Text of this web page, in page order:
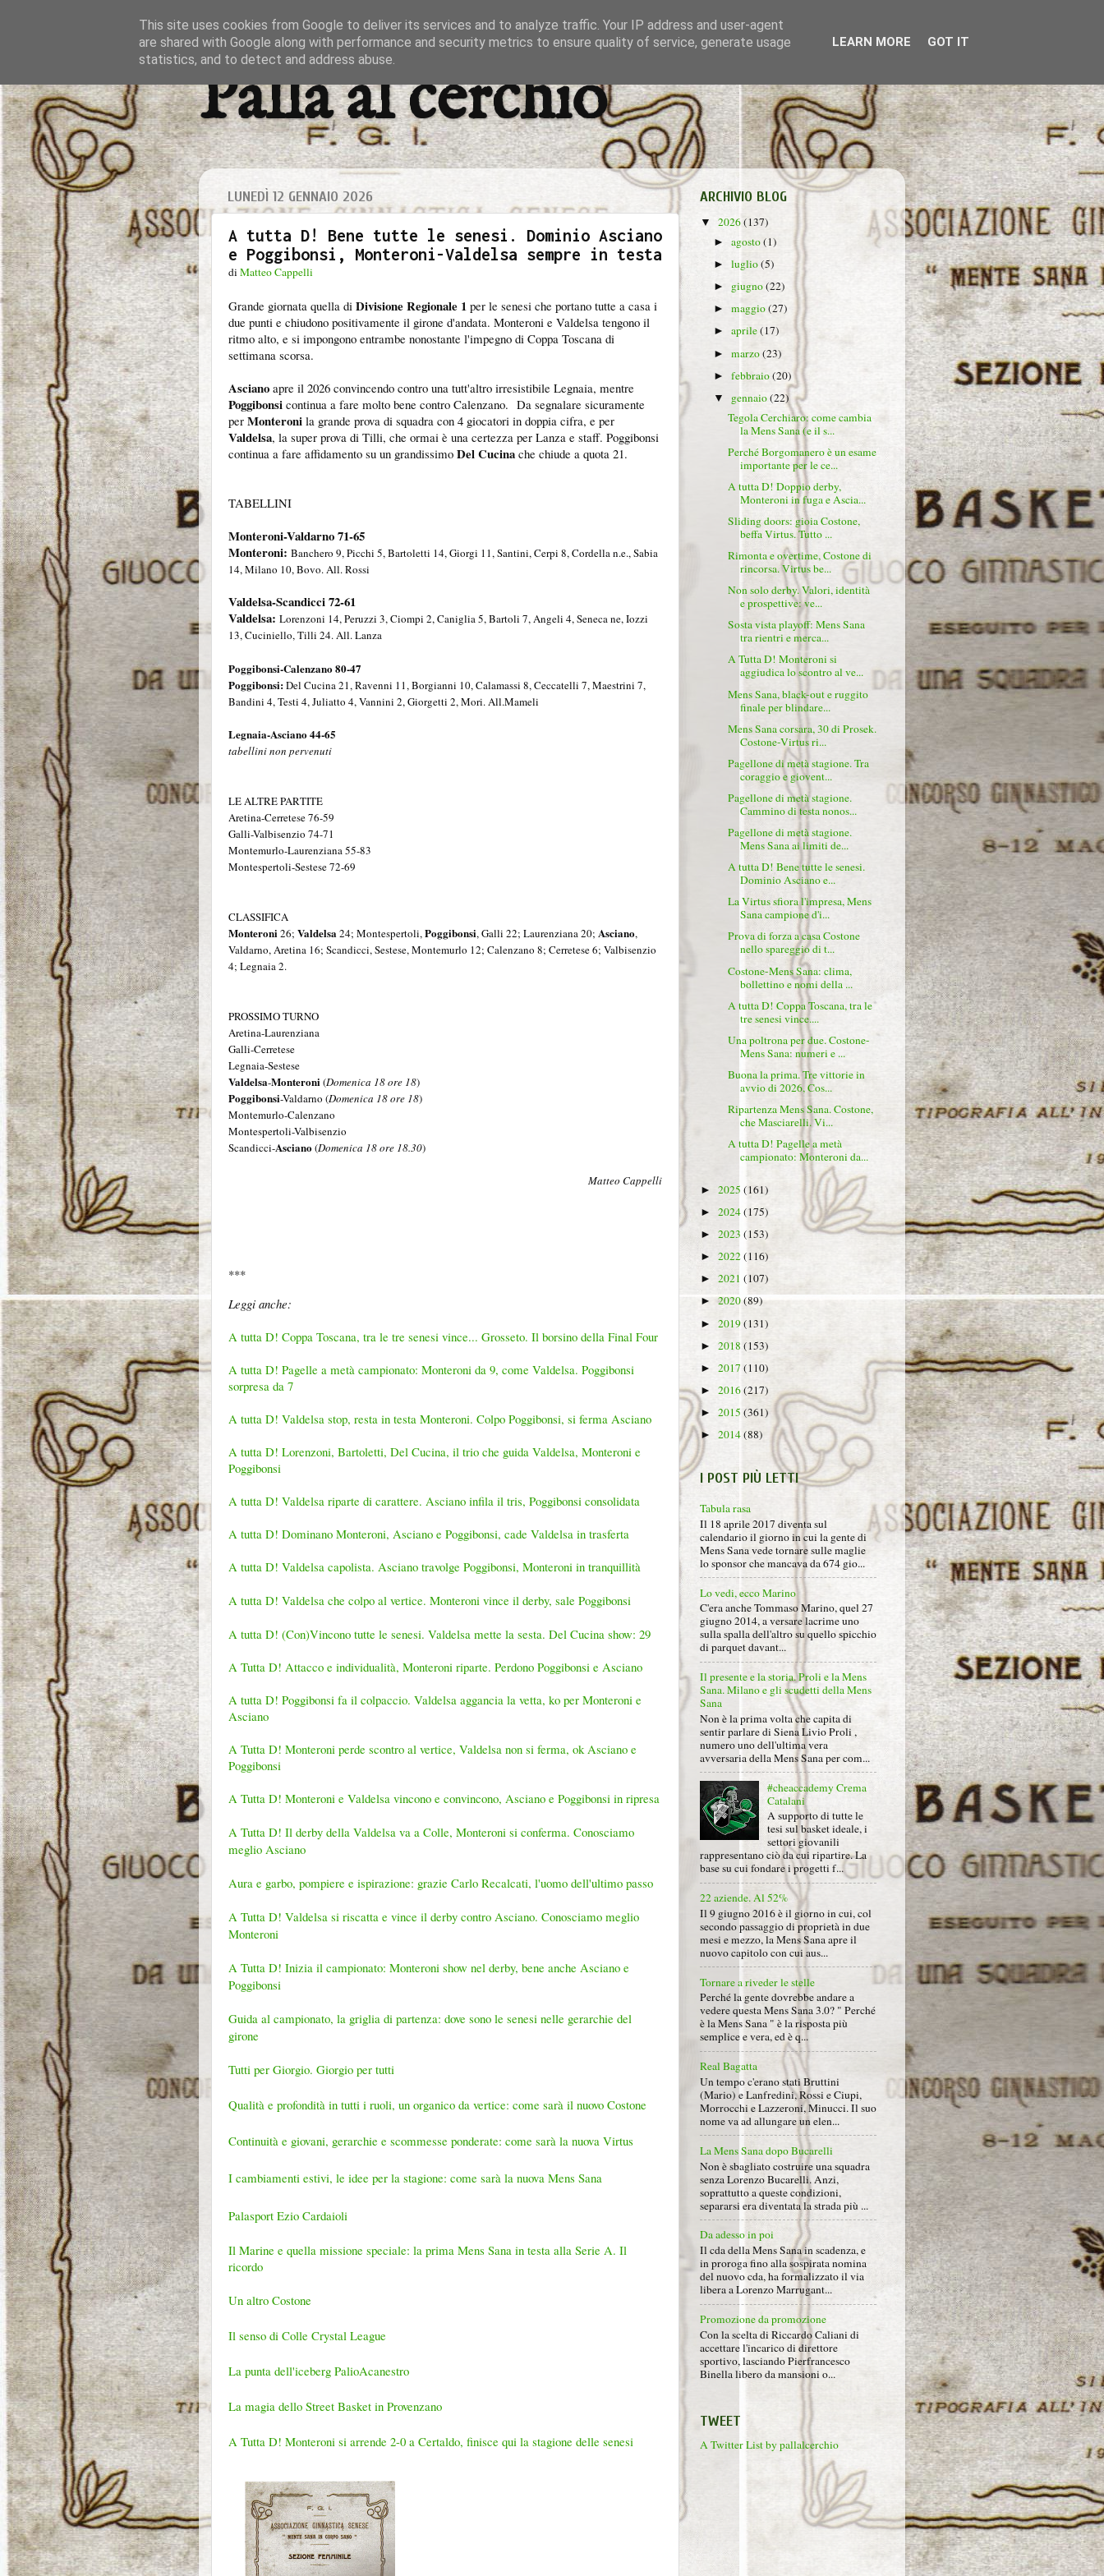
Palla al cerchio
LUNEDÌ 12 GENNAIO 2026
A tutta D! Bene tutte le senesi. Dominio Asciano
e Poggibonsi, Monteroni-Valdelsa sempre in testa
diMatteo Cappelli
Grande giornata quella di Divisione Regionale 1 per le senesi che portano tutte a casa i
due punti e chiudono positivamente il girone d'andata. Monteroni e Valdelsa tengono il
ritmo alto, e si impongono entrambe nonostante l'impegno di Coppa Toscana di
settimana scorsa.
Asciano apre il 2026 convincendo contro una tutt'altro irresistibile Legnaia, mentre
Poggibonsi continua a fare molto bene contro Calenzano. Da segnalare sicuramente
per Monteroni la grande prova di squadra con 4 giocatori in doppia cifra, e per
Valdelsa, la super prova di Tilli, che ormai è una certezza per Lanza e staff. Poggibonsi
continua a fare affidamento su un grandissimo Del Cucina che chiude a quota 21.
TABELLINI
Monteroni-Valdarno 71-65
Monteroni: Banchero 9, Picchi 5, Bartoletti 14, Giorgi 11, Santini, Cerpi 8, Cordella n.e., Sabia
14, Milano 10, Bovo. All. Rossi
Valdelsa-Scandicci 72-61
Valdelsa: Lorenzoni 14, Peruzzi 3, Ciompi 2, Caniglia 5, Bartoli 7, Angeli 4, Seneca ne, Iozzi
13, Cuciniello, Tilli 24. All. Lanza
Poggibonsi-Calenzano 80-47
Poggibonsi:Del Cucina 21, Ravenni 11, Borgianni 10, Calamassi 8, Ceccatelli 7, Maestrini 7,
Bandini 4, Testi 4, Juliatto 4, Vannini 2, Giorgetti 2, Mori. All.Mameli
Legnaia-Asciano 44-65
tabellini non pervenuti
LE ALTRE PARTITE
Aretina-Cerretese 76-59
Galli-Valbisenzio 74-71
Montemurlo-Laurenziana 55-83
Montespertoli-Sestese 72-69
CLASSIFICA
Monteroni26; Valdelsa24; Montespertoli,Poggibonsi, Galli 22; Laurenziana 20; Asciano,
Valdarno, Aretina 16; Scandicci, Sestese, Montemurlo 12; Calenzano 8; Cerretese 6; Valbisenzio
4; Legnaia 2.
PROSSIMO TURNO
Aretina-Laurenziana
Galli-Cerretese
Legnaia-Sestese
Valdelsa-Monteroni(Domenica 18 ore 18)
Poggibonsi-Valdarno (Domenica 18 ore 18)
Montemurlo-Calenzano
Montespertoli-Valbisenzio
Scandicci-Asciano(Domenica 18 ore 18.30)
Matteo Cappelli
***
Leggi anche:
A tutta D! Coppa Toscana, tra le tre senesi vince... Grosseto. Il borsino della Final Four
A tutta D! Pagelle a metà campionato: Monteroni da 9, come Valdelsa. Poggibonsi
sorpresa da 7
A tutta D! Valdelsa stop, resta in testa Monteroni. Colpo Poggibonsi, si ferma Asciano
A tutta D! Lorenzoni, Bartoletti, Del Cucina, il trio che guida Valdelsa, Monteroni e
Poggibonsi
A tutta D! Valdelsa riparte di carattere. Asciano infila il tris, Poggibonsi consolidata
A tutta D! Dominano Monteroni, Asciano e Poggibonsi, cade Valdelsa in trasferta
A tutta D! Valdelsa capolista. Asciano travolge Poggibonsi, Monteroni in tranquillità
A tutta D! Valdelsa che colpo al vertice. Monteroni vince il derby, sale Poggibonsi
A tutta D! (Con)Vincono tutte le senesi. Valdelsa mette la sesta. Del Cucina show: 29
A Tutta D! Attacco e individualità, Monteroni riparte. Perdono Poggibonsi e Asciano
A tutta D! Poggibonsi fa il colpaccio. Valdelsa aggancia la vetta, ko per Monteroni e
Asciano
A Tutta D! Monteroni perde scontro al vertice, Valdelsa non si ferma, ok Asciano e
Poggibonsi
A Tutta D! Monteroni e Valdelsa vincono e convincono, Asciano e Poggibonsi in ripresa
A Tutta D! Il derby della Valdelsa va a Colle, Monteroni si conferma. Conosciamo
meglio Asciano
Aura e garbo, pompiere e ispirazione: grazie Carlo Recalcati, l'uomo dell'ultimo passo
A Tutta D! Valdelsa si riscatta e vince il derby contro Asciano. Conosciamo meglio
Monteroni
A Tutta D! Inizia il campionato: Monteroni show nel derby, bene anche Asciano e
Poggibonsi
Guida al campionato, la griglia di partenza: dove sono le senesi nelle gerarchie del
girone
Tutti per Giorgio. Giorgio per tutti
Qualità e profondità in tutti i ruoli, un organico da vertice: come sarà il nuovo Costone
Continuità e giovani, gerarchie e scommesse ponderate: come sarà la nuova Virtus
I cambiamenti estivi, le idee per la stagione: come sarà la nuova Mens Sana
Palasport Ezio Cardaioli
Il Marine e quella missione speciale: la prima Mens Sana in testa alla Serie A. Il
ricordo
Un altro Costone
Il senso di Colle Crystal League
La punta dell'iceberg PalioAcanestro
La magia dello Street Basket in Provenzano
A Tutta D! Monteroni si arrende 2-0 a Certaldo, finisce qui la stagione delle senesi
ARCHIVIO BLOG
▼ 2026(137)
►agosto(1)
►luglio(5)
► giugno(22)
►maggio(27)
►aprile(17)
►marzo(23)
►febbraio(20)
▼ gennaio(22)
Tegola Cerchiaro: come cambia
la Mens Sana (e il s...
Perché Borgomanero è un esame
importante per le ce...
A tutta D! Doppio derby,
Monteroni in fuga e Ascia...
Sliding doors: gioia Costone,
beffa Virtus. Tutto ...
Rimonta e overtime, Costone di
rincorsa. Virtus be...
Non solo derby. Valori, identità
e prospettive: ve...
Sosta vista playoff: Mens Sana
tra rientri e merca...
A Tutta D! Monteroni si
aggiudica lo scontro al ve...
Mens Sana, black-out e ruggito
finale per blindare...
Mens Sana corsara, 30 di Prosek.
Costone-Virtus ri...
Pagellone di metà stagione. Tra
coraggio e giovent...
Pagellone di metà stagione.
Cammino di testa nonos...
Pagellone di metà stagione.
Mens Sana ai limiti de...
A tutta D! Bene tutte le senesi.
Dominio Asciano e...
La Virtus sfiora l'impresa, Mens
Sana campione d'i...
Prova di forza a casa Costone
nello spareggio di t...
Costone-Mens Sana: clima,
bollettino e nomi della ...
A tutta D! Coppa Toscana, tra le
tre senesi vince....
Una poltrona per due. Costone-
Mens Sana: numeri e ...
Buona la prima. Tre vittorie in
avvio di 2026, Cos...
Ripartenza Mens Sana. Costone,
che Masciarelli. Vi...
A tutta D! Pagelle a metà
campionato: Monteroni da...
► 2025 (161)
► 2024(175)
► 2023 (153)
► 2022(116)
► 2021 (107)
►2020(89)
► 2019(131)
► 2018 (153)
► 2017 (110)
► 2016(217)
► 2015 (361)
► 2014(88)
I POST PIÙ LETTI
Tabula rasa
Il 18 aprile 2017 diventa sul
calendario il giorno in cui la gente di
Mens Sana vede tornare sulle maglie
lo sponsor che mancava da 674 gio...
Lo vedi, ecco Marino
C'era anche Tommaso Marino, quel 27
giugno 2014, a versare lacrime uno
sulla spalla dell'altro su quello spicchio
di parquet davant...
Il presente e la storia. Proli e la Mens
Sana. Milano e gli scudetti della Mens
Sana
Non è la prima volta che capita di
sentir parlare di Siena Livio Proli ,
numero uno dell'ultima vera
avversaria della Mens Sana per com...
#cheaccademy Crema
Catalani
A supporto di tutte le
tesi sul basket ideale, i
settori giovanili
rappresentano ciò da cui ripartire. La
base su cui fondare i progetti f...
22 aziende. Al 52%
Il 9 giugno 2016 è il giorno in cui, col
secondo passaggio di proprietà in due
mesi e mezzo, la Mens Sana apre il
nuovo capitolo con cui aus...
Tornare a riveder le stelle
Perché la gente dovrebbe andare a
vedere questa Mens Sana 3.0? " Perché
è la Mens Sana " è la risposta più
semplice e vera, ed è q...
Real Bagatta
Un tempo c'erano stati Bruttini
(Mario) e Lanfredini, Rossi e Ciupi,
Morrocchi e Lazzeroni, Minucci. Il suo
nome va ad allungare un elen...
La Mens Sana dopo Bucarelli
Non è sbagliato costruire una squadra
senza Lorenzo Bucarelli. Anzi,
soprattutto a queste condizioni,
separarsi era diventata la strada più ...
Da adesso in poi
Il cda della Mens Sana in scadenza, e
in proroga fino alla sospirata nomina
del nuovo cda, ha formalizzato il via
libera a Lorenzo Marrugant...
Promozione da promozione
Con la scelta di Riccardo Caliani di
accettare l'incarico di direttore
sportivo, lasciando Pierfrancesco
Binella libero da mansioni o...
TWEET
A Twitter List by pallalcerchio
This site uses cookies from Google to deliver its services and to analyze traffic. Your IP address and user-agent
are shared with Google along with performance and security metrics to ensure quality of service, generate usage
statistics, and to detect and address abuse.
LEARN MORE GOT IT